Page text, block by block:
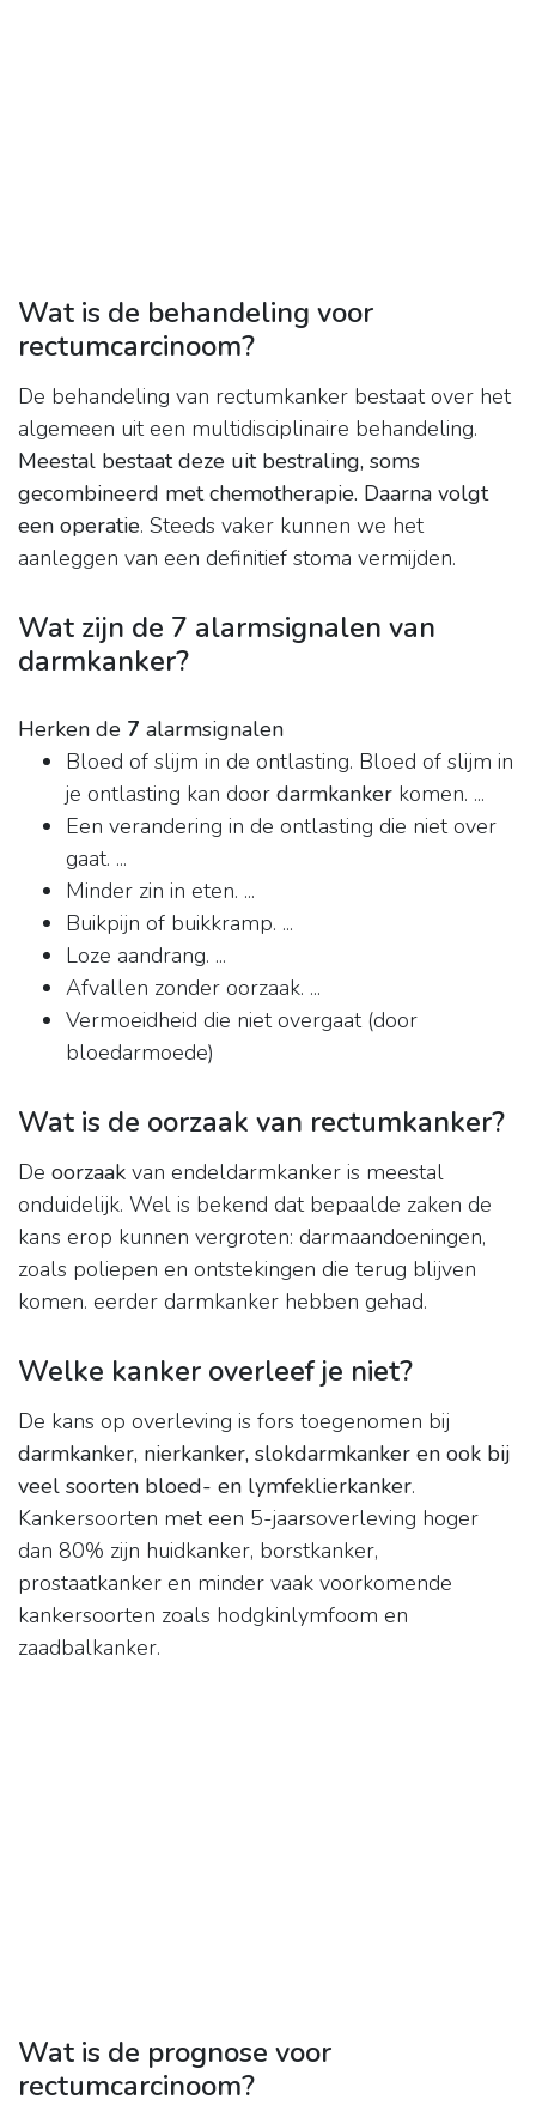
Wat is de behandeling voor
rectumcarcinoom?
De behandeling van rectumkanker bestaat over het
algemeen uit een multidisciplinaire behandeling.
Meestal bestaat deze uit bestraling, soms
gecombineerd met chemotherapie. Daarna volgt
een operatie. Steeds vaker kunnen we het
aanleggen van een definitief stoma vermijden.
Wat zijn de 7 alarmsignalen van
darmkanker?
Herken de 7 alarmsignalen
Bloed of slijm in de ontlasting. Bloed of slijm in
je ontlasting kan door darmkanker komen. ...
Een verandering in de ontlasting die niet over
gaat. ...
Minder zin in eten. ...
Buikpijn of buikkramp. ...
Loze aandrang. ...
Afvallen zonder oorzaak. ...
Vermoeidheid die niet overgaat (door
bloedarmoede)
Wat is de oorzaak van rectumkanker?
De oorzaak van endeldarmkanker is meestal
onduidelijk. Wel is bekend dat bepaalde zaken de
kans erop kunnen vergroten: darmaandoeningen,
zoals poliepen en ontstekingen die terug blijven
komen. eerder darmkanker hebben gehad.
Welke kanker overleef je niet?
De kans op overleving is fors toegenomen bij
darmkanker, nierkanker, slokdarmkanker en ook bij
veel soorten bloed- en lymfeklierkanker.
Kankersoorten met een 5-jaarsoverleving hoger
dan 80% zijn huidkanker, borstkanker,
prostaatkanker en minder vaak voorkomende
kankersoorten zoals hodgkinlymfoom en
zaadbalkanker.
Wat is de prognose voor
rectumcarcinoom?